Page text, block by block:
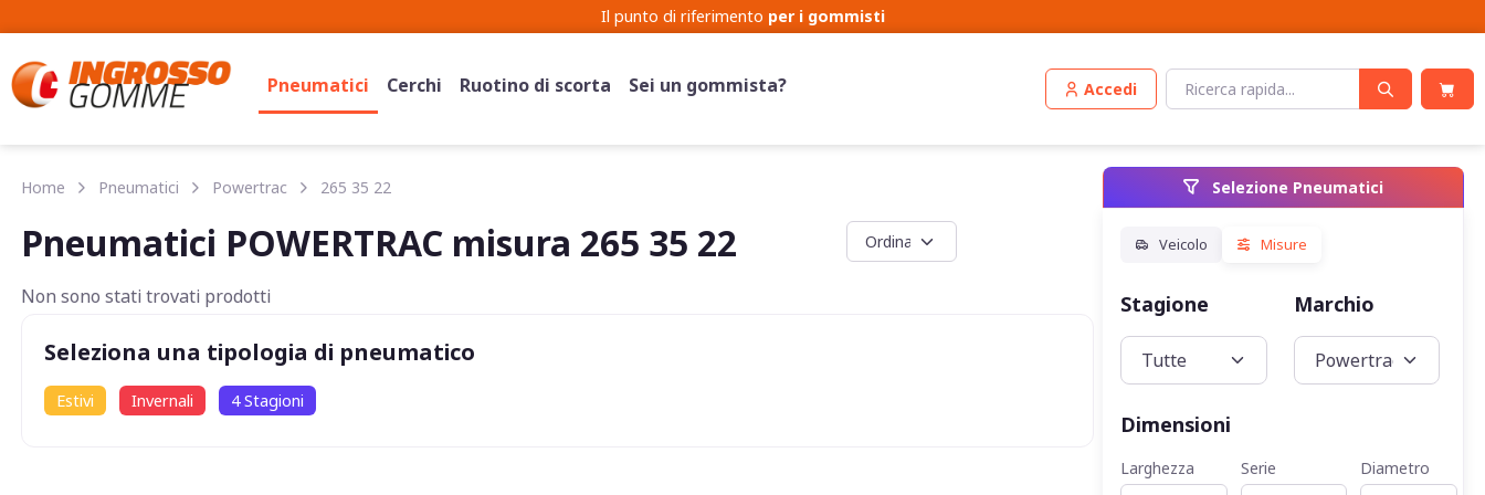
Il punto di riferimento per i gommisti
Pneumatici Cerchi Ruotino di scorta Sei un gommista? Accedi
Selezione Pneumatici
Stagione Marchio
Dimensioni
Larghezza Serie Diametro
Home Pneumatici Powertrac 265 35 22
Pneumatici POWERTRAC misura 265 35 22
Non sono stati trovati prodotti
Seleziona una tipologia di pneumatico
Estivi Invernali 4 Stagioni